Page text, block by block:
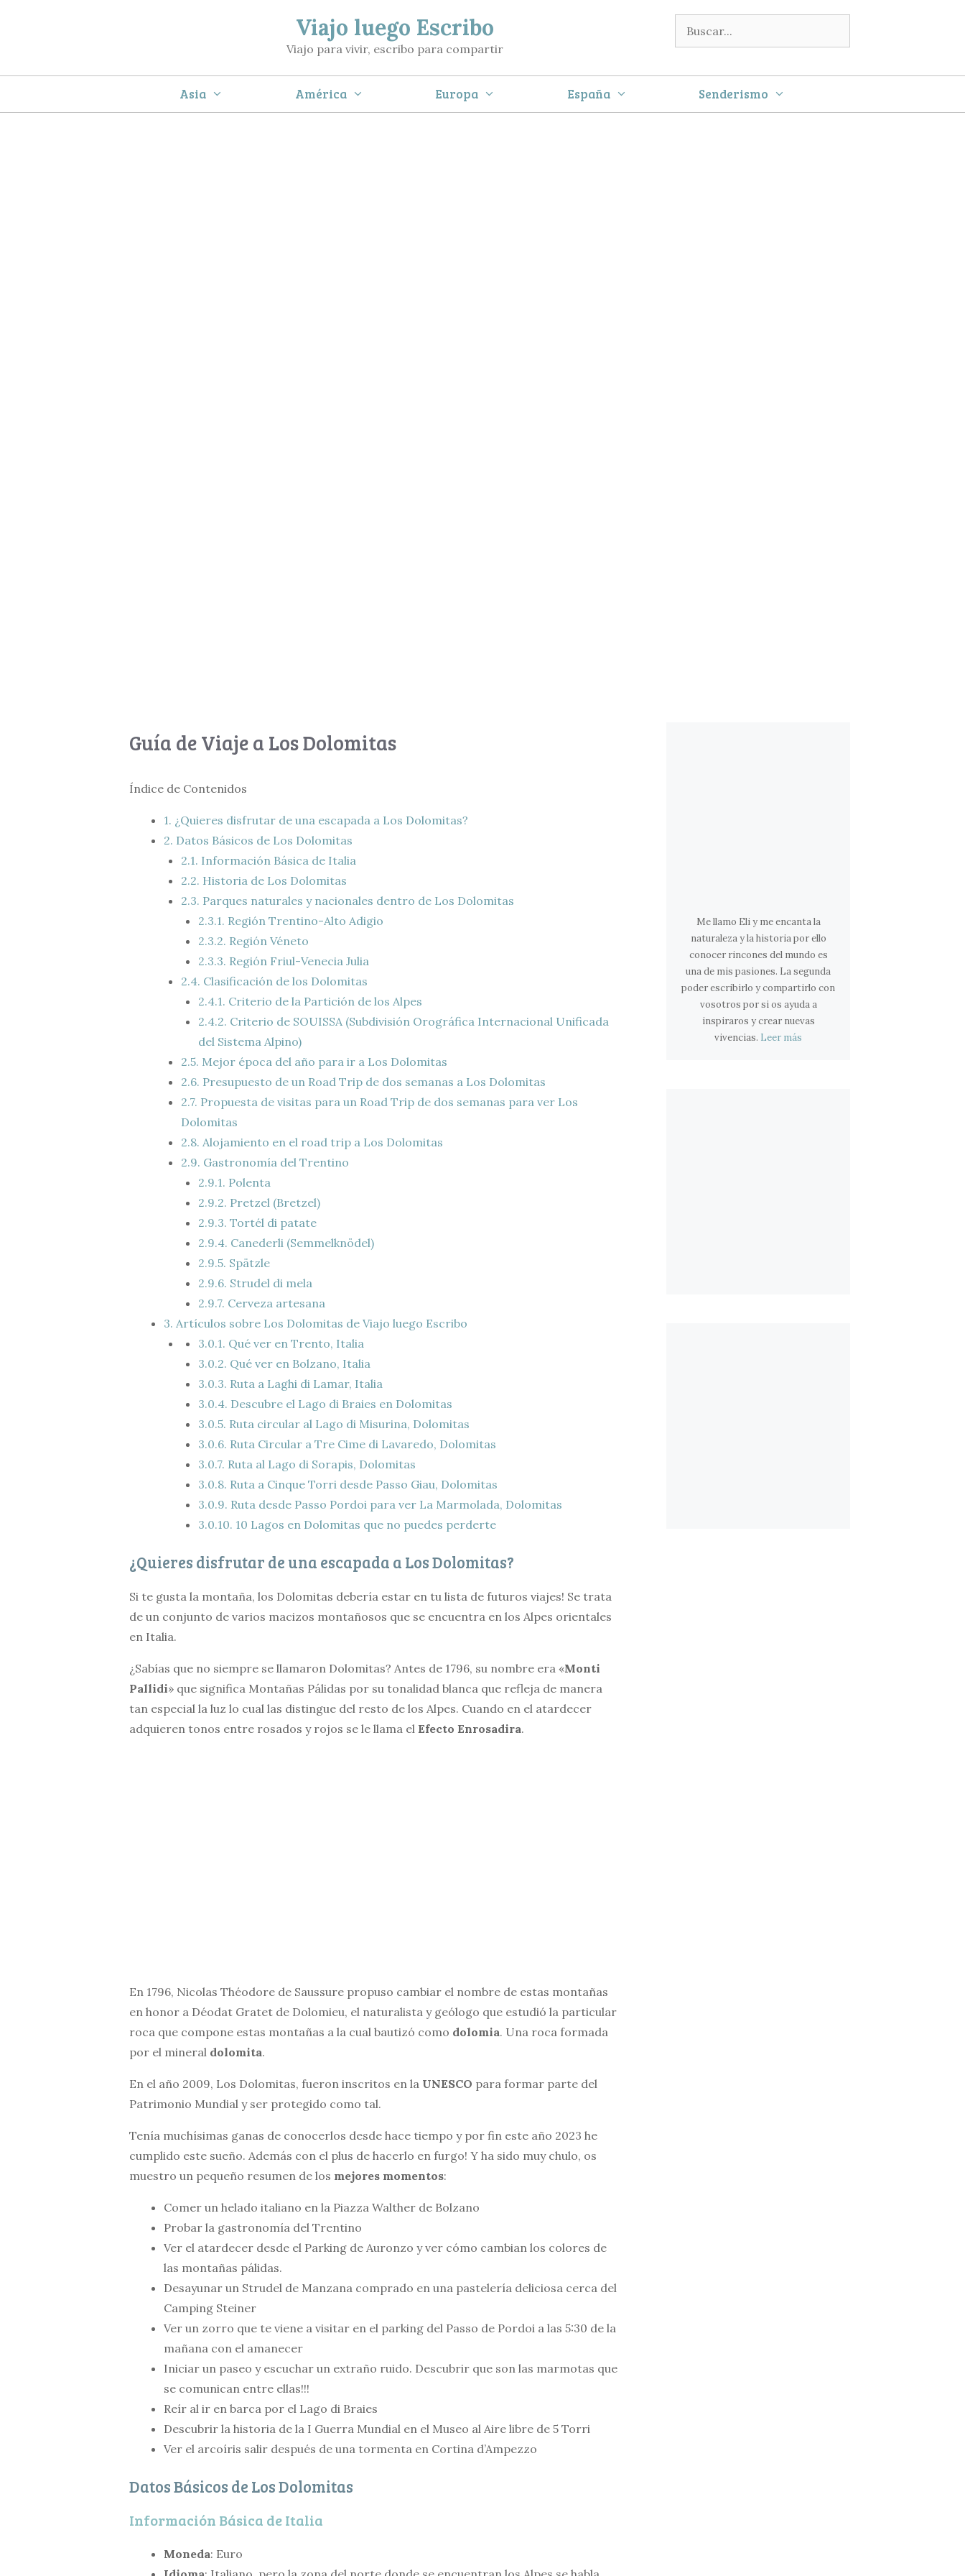
Buscar:
Viajo luego Escribo
Viajo para vivir, escribo para compartir
Asia América Europa España Senderismo
Guía de Viaje a Los Dolomitas
Índice de Contenidos
1. ¿Quieres disfrutar de una escapada a Los Dolomitas?
2. Datos Básicos de Los Dolomitas
2.1. Información Básica de Italia
2.2. Historia de Los Dolomitas
2.3. Parques naturales y nacionales dentro de Los Dolomitas
2.3.1. Región Trentino-Alto Adigio
2.3.2. Región Véneto
2.3.3. Región Friul-Venecia Julia
2.4. Clasificación de los Dolomitas
2.4.1. Criterio de la Partición de los Alpes
2.4.2. Criterio de SOUISSA (Subdivisión Orográfica Internacional Unificada
del Sistema Alpino)
2.5. Mejor época del año para ir a Los Dolomitas
2.6. Presupuesto de un Road Trip de dos semanas a Los Dolomitas
2.7. Propuesta de visitas para un Road Trip de dos semanas para ver Los
Dolomitas
2.8. Alojamiento en el road trip a Los Dolomitas
2.9. Gastronomía del Trentino
2.9.1. Polenta
2.9.2. Pretzel (Bretzel)
2.9.3. Tortél di patate
2.9.4. Canederli (Semmelknödel)
2.9.5. Spätzle
2.9.6. Strudel di mela
2.9.7. Cerveza artesana
3. Artículos sobre Los Dolomitas de Viajo luego Escribo
3.0.1. Qué ver en Trento, Italia
3.0.2. Qué ver en Bolzano, Italia
3.0.3. Ruta a Laghi di Lamar, Italia
3.0.4. Descubre el Lago di Braies en Dolomitas
3.0.5. Ruta circular al Lago di Misurina, Dolomitas
3.0.6. Ruta Circular a Tre Cime di Lavaredo, Dolomitas
3.0.7. Ruta al Lago di Sorapis, Dolomitas
3.0.8. Ruta a Cinque Torri desde Passo Giau, Dolomitas
3.0.9. Ruta desde Passo Pordoi para ver La Marmolada, Dolomitas
3.0.10. 10 Lagos en Dolomitas que no puedes perderte
¿Quieres disfrutar de una escapada a Los Dolomitas?
Si te gusta la montaña, los Dolomitas debería estar en tu lista de futuros viajes! Se trata
de un conjunto de varios macizos montañosos que se encuentra en los Alpes orientales
en Italia.
¿Sabías que no siempre se llamaron Dolomitas? Antes de 1796, su nombre era «Monti
Pallidi» que significa Montañas Pálidas por su tonalidad blanca que refleja de manera
tan especial la luz lo cual las distingue del resto de los Alpes. Cuando en el atardecer
adquieren tonos entre rosados y rojos se le llama el Efecto Enrosadira.
En 1796, Nicolas Théodore de Saussure propuso cambiar el nombre de estas montañas
en honor a Déodat Gratet de Dolomieu, el naturalista y geólogo que estudió la particular
roca que compone estas montañas a la cual bautizó como dolomia. Una roca formada
por el mineral dolomita.
En el año 2009, Los Dolomitas, fueron inscritos en la UNESCO para formar parte del
Patrimonio Mundial y ser protegido como tal.
Tenía muchísimas ganas de conocerlos desde hace tiempo y por fin este año 2023 he
cumplido este sueño. Además con el plus de hacerlo en furgo! Y ha sido muy chulo, os
muestro un pequeño resumen de los mejores momentos:
Comer un helado italiano en la Piazza Walther de Bolzano
Probar la gastronomía del Trentino
Ver el atardecer desde el Parking de Auronzo y ver cómo cambian los colores de
las montañas pálidas.
Desayunar un Strudel de Manzana comprado en una pastelería deliciosa cerca del
Camping Steiner
Ver un zorro que te viene a visitar en el parking del Passo de Pordoi a las 5:30 de la
mañana con el amanecer
Iniciar un paseo y escuchar un extraño ruido. Descubrir que son las marmotas que
se comunican entre ellas!!!
Reír al ir en barca por el Lago di Braies
Descubrir la historia de la I Guerra Mundial en el Museo al Aire libre de 5 Torri
Ver el arcoíris salir después de una tormenta en Cortina d’Ampezzo
Datos Básicos de Los Dolomitas
Información Básica de Italia
Moneda: Euro
Me llamo Eli y me encanta la
naturaleza y la historia por ello
conocer rincones del mundo es
una de mis pasiones. La segunda
poder escribirlo y compartirlo con
vosotros por si os ayuda a
inspiraros y crear nuevas
vivencias. Leer más